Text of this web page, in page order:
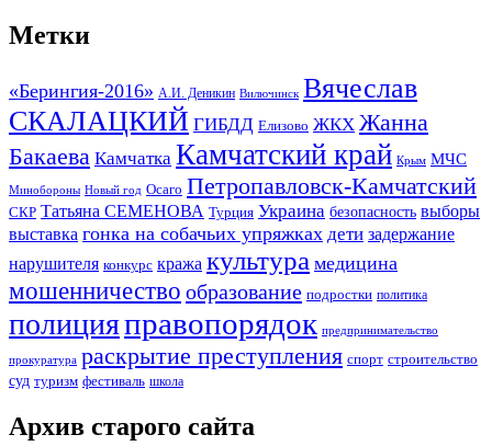
Метки
«Берингия-2016» А.И. Деникин Вилючинск Вячеслав
СКАЛАЦКИЙ ГИБДД Елизово ЖКХ Жанна
Бакаева Камчатка Камчатский край Крым МЧС
Минобороны Новый год Осаго Петропавловск-Камчатский
СКР Татьяна СЕМЕНОВА Турция Украина безопасность выборы
выставка гонка на собачьих упряжках дети задержание
нарушителя конкурс кража культура медицина
мошенничество образование подростки политика
полицияправопорядок предпринимательство
прокуратура раскрытие преступления спорт строительство
суд туризм фестиваль школа
Архив старого сайта